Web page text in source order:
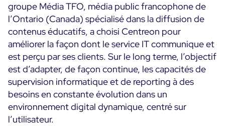
Partenaires
Programme ON-Partner
Programme Partenaires MSP
Centreon et AWS
Services
Professional Services
Customer Care
Formation
Communauté
The Watch
Github
Open Source
RESSOURCES
groupe Média TFO, média public francophone de
l’Ontario (Canada) spécialisé dans la diffusion de
contenus éducatifs, a choisi Centreon pour
améliorer la façon dont le service IT communique et
est perçu par ses clients. Sur le long terme, l’objectif
est d’adapter, de façon continue, les capacités de
supervision informatique et de reporting à des
besoins en constante évolution dans un
environnement digital dynamique, centré sur
l’utilisateur.